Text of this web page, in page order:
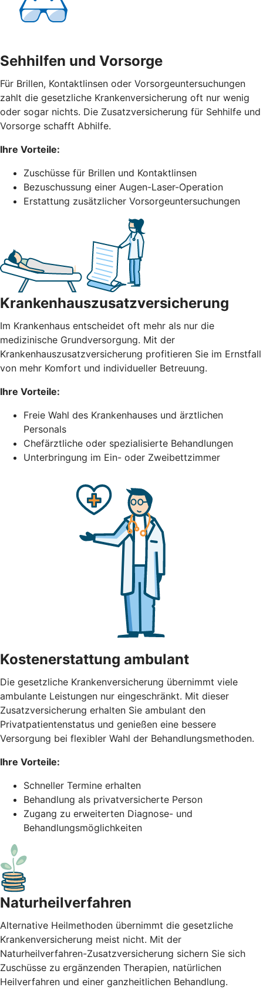
Sehhilfen und Vorsorge
Für Brillen, Kontaktlinsen oder Vorsorgeuntersuchungen
zahlt die gesetzliche Krankenversicherung oft nur wenig
oder sogar nichts. Die Zusatzversicherung für Sehhilfe und
Vorsorge schafft Abhilfe.
Ihre Vorteile:
Zuschüsse für Brillen und Kontaktlinsen
Bezuschussung einer Augen-Laser-Operation
Erstattung zusätzlicher Vorsorgeuntersuchungen
Krankenhauszusatzversicherung
Im Krankenhaus entscheidet oft mehr als nur die
medizinische Grundversorgung. Mit der
Krankenhauszusatzversicherung profitieren Sie im Ernstfall
von mehr Komfort und individueller Betreuung.
Ihre Vorteile:
Freie Wahl des Krankenhauses und ärztlichen
Personals
Chefärztliche oder spezialisierte Behandlungen
Unterbringung im Ein- oder Zweibettzimmer
Kostenerstattung ambulant
Die gesetzliche Krankenversicherung übernimmt viele
ambulante Leistungen nur eingeschränkt. Mit dieser
Zusatzversicherung erhalten Sie ambulant den
Privatpatientenstatus und genießen eine bessere
Versorgung bei flexibler Wahl der Behandlungsmethoden.
Ihre Vorteile:
Schneller Termine erhalten
Behandlung als privatversicherte Person
Zugang zu erweiterten Diagnose- und
Behandlungsmöglichkeiten
Naturheil­verfahren
Alternative Heilmethoden übernimmt die gesetzliche
Krankenversicherung meist nicht. Mit der
Naturheilverfahren-Zusatzversicherung sichern Sie sich
Zuschüsse zu ergänzenden Therapien, natürlichen
Heilverfahren und einer ganzheitlichen Behandlung.